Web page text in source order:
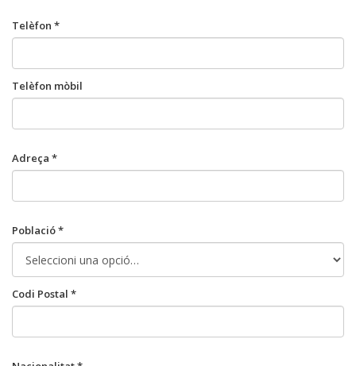
Telèfon *
Telèfon mòbil
Adreça *
Població *
Codi Postal *